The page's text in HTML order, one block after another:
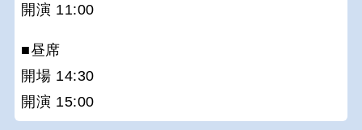
開演 11:00
■昼席
開場 14:30
開演 15:00